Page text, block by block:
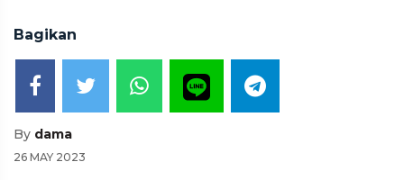
Bagikan
By dama
26 MAY 2023